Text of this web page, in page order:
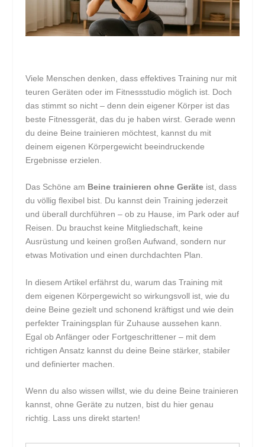
Viele Menschen denken, dass effektives Training nur mit
teuren Geräten oder im Fitnessstudio möglich ist. Doch
das stimmt so nicht – denn dein eigener Körper ist das
beste Fitnessgerät, das du je haben wirst. Gerade wenn
du deine Beine trainieren möchtest, kannst du mit
deinem eigenen Körpergewicht beeindruckende
Ergebnisse erzielen.
Das Schöne am Beine trainieren ohne Geräteist, dass
du völlig flexibel bist. Du kannst dein Training jederzeit
und überall durchführen – ob zu Hause, im Park oder auf
Reisen. Du brauchst keine Mitgliedschaft, keine
Ausrüstung und keinen großen Aufwand, sondern nur
etwas Motivation und einen durchdachten Plan.
In diesem Artikel erfährst du, warum das Training mit
dem eigenen Körpergewicht so wirkungsvoll ist, wie du
deine Beine gezielt und schonend kräftigst und wie dein
perfekter Trainingsplan für Zuhause aussehen kann.
Egal ob Anfänger oder Fortgeschrittener – mit dem
richtigen Ansatz kannst du deine Beine stärker, stabiler
und definierter machen.
Wenn du also wissen willst, wie du deine Beine trainieren
kannst, ohne Geräte zu nutzen, bist du hier genau
richtig. Lass uns direkt starten!